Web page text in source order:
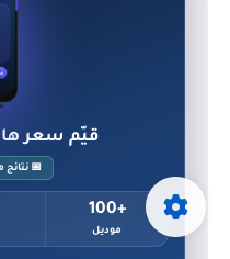
قيّم سعر
📅 نتائج
+100
موديل